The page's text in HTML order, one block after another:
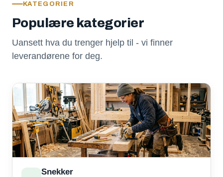
KATEGORIER
Populære kategorier
Uansett hva du trenger hjelp til - vi finner
leverandørene for deg.
Snekker